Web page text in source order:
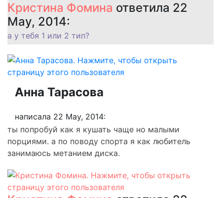
Кристина Фомина ответила 22
May, 2014:
а у тебя 1 или 2 тип?
Анна Тарасова
написала 22 May, 2014:
ты попробуй как я кушать чаще но малыми
порциями. а по поводу спорта я как любитель
занимаюсь метанием диска.